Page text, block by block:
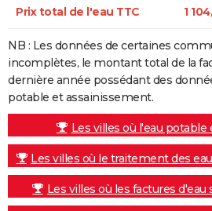
Prix total de l'eau TTC 1
NB : Les données de certaines
incomplètes, le montant total de la
dernière année possédant des
potable et assainissement.
Les villes où l'eau potable
Les villes où le traitement des
Les villes où les factures